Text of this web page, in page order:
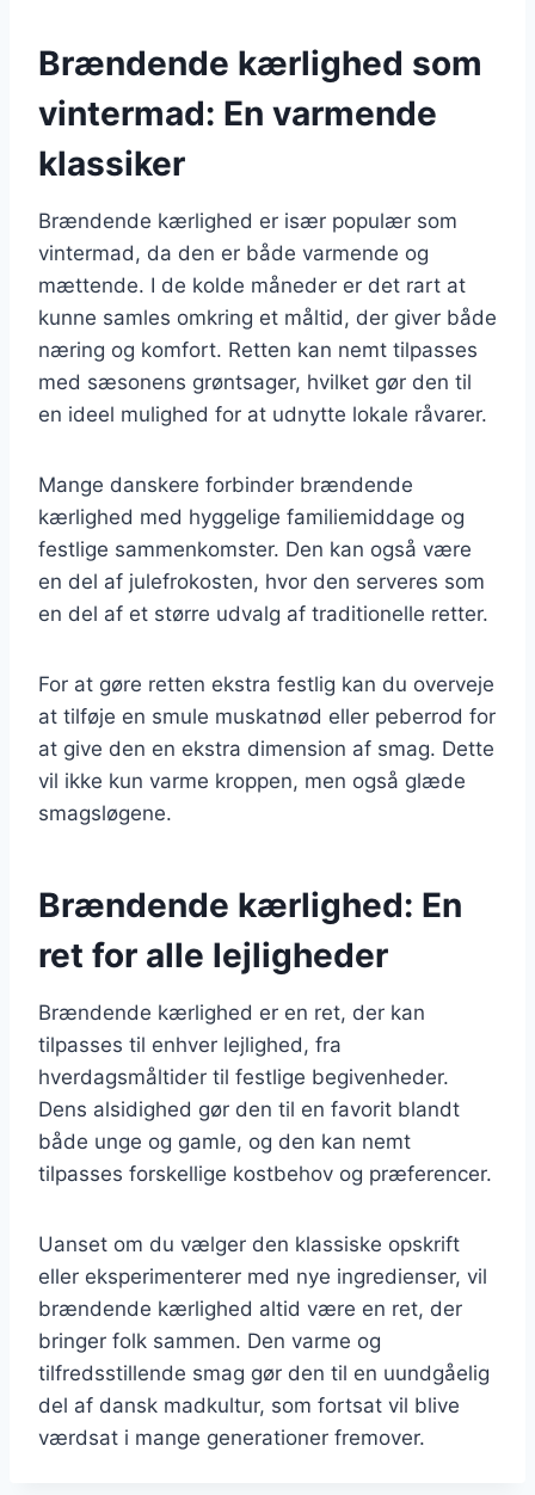
Brændende kærlighed som
vintermad: En varmende
klassiker
Brændende kærlighed er især populær som
vintermad, da den er både varmende og
mættende. I de kolde måneder er det rart at
kunne samles omkring et måltid, der giver både
næring og komfort. Retten kan nemt tilpasses
med sæsonens grøntsager, hvilket gør den til
en ideel mulighed for at udnytte lokale råvarer.
Mange danskere forbinder brændende
kærlighed med hyggelige familiemiddage og
festlige sammenkomster. Den kan også være
en del af julefrokosten, hvor den serveres som
en del af et større udvalg af traditionelle retter.
For at gøre retten ekstra festlig kan du overveje
at tilføje en smule muskatnød eller peberrod for
at give den en ekstra dimension af smag. Dette
vil ikke kun varme kroppen, men også glæde
smagsløgene.
Brændende kærlighed: En
ret for alle lejligheder
Brændende kærlighed er en ret, der kan
tilpasses til enhver lejlighed, fra
hverdagsmåltider til festlige begivenheder.
Dens alsidighed gør den til en favorit blandt
både unge og gamle, og den kan nemt
tilpasses forskellige kostbehov og præferencer.
Uanset om du vælger den klassiske opskrift
eller eksperimenterer med nye ingredienser, vil
brændende kærlighed altid være en ret, der
bringer folk sammen. Den varme og
tilfredsstillende smag gør den til en uundgåelig
del af dansk madkultur, som fortsat vil blive
værdsat i mange generationer fremover.